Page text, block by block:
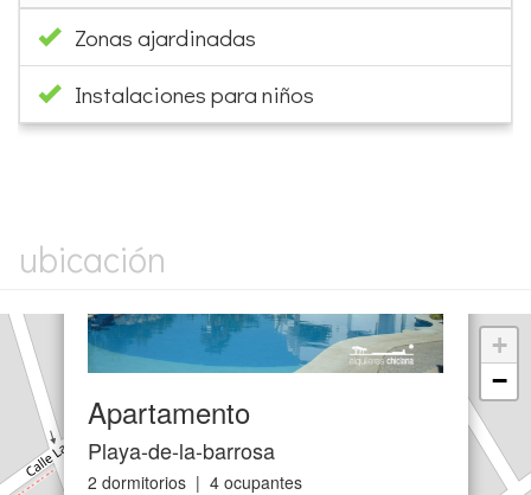
Zonas ajardinadas
Instalaciones para niños
ubicación
Apartamento
Playa-de-la-barrosa
2 dormitorios | 4 ocupantes
+
−